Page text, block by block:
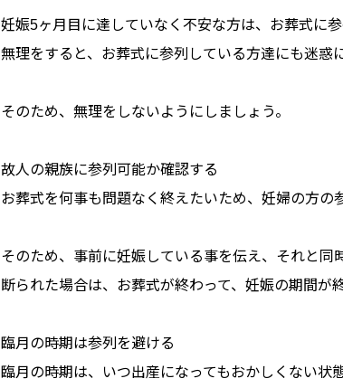
妊娠5ヶ月目に達していなく不安な方は、お葬式に
無理をすると、お葬式に参列している方達にも迷惑
そのため、無理をしないようにしましょう。
故人の親族に参列可能か確認する
お葬式を何事も問題なく終えたいため、妊婦の方の
そのため、事前に妊娠している事を伝え、それと同
断られた場合は、お葬式が終わって、妊娠の期間が
臨月の時期は参列を避ける
臨月の時期は、いつ出産になってもおかしくない状態